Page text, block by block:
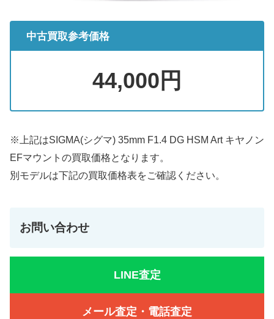
中古買取参考価格
44,000円
※上記はSIGMA(シグマ) 35mm F1.4 DG HSM Art キヤノン
EFマウントの買取価格となります。
別モデルは下記の買取価格表をご確認ください。
お問い合わせ
LINE査定
メール査定・電話査定